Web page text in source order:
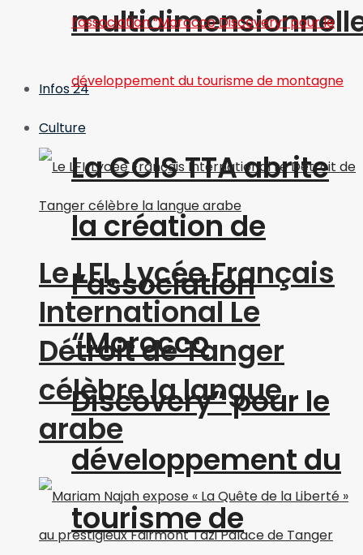
Infos 24
Culture
Le LFI, Lycée Français
International Le
Détroit de Tanger
célèbre la langue
arabe
La CCIS TTA abrite
la création de
l’association
“Morocco
Discovery” pour le
développement du
tourisme de